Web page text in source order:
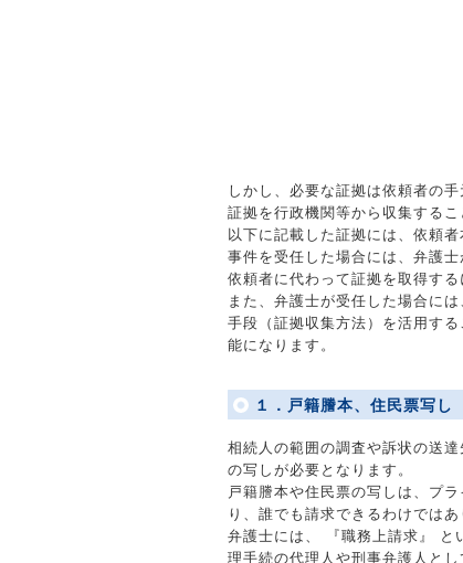
しかし、必要な証拠は依頼者の
証拠を行政機関等から収集するこ
以下に記載した証拠には、依頼
事件を受任した場合には、弁護
依頼者に代わって証拠を取得す
また、弁護士が受任した場合に
手段（証拠収集方法）を活用す
能になります。
１．戸籍謄本、住民票写し
相続人の範囲の調査や訴状の送
の写しが必要となります。
戸籍謄本や住民票の写しは、プ
り、誰でも請求できるわけではあ
弁護士には、 『職務上請求』
理手続の代理人や刑事弁護人と